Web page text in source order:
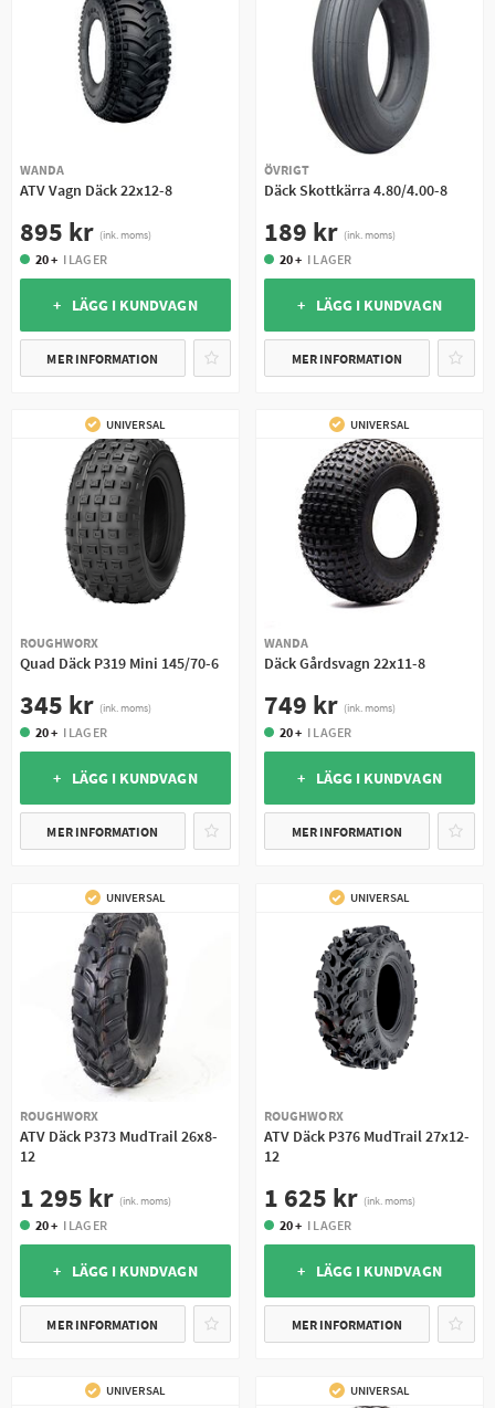
WANDA
ATV Vagn Däck 22x12-8
895 kr (ink. moms)
20 + I LAGER
+ LÄGG I KUNDVAGN
MER INFORMATION
ÖVRIGT
Däck Skottkärra 4.80/4.00-8
189 kr (ink. moms)
20 + I LAGER
+ LÄGG I KUNDVAGN
MER INFORMATION
UNIVERSAL
ROUGHWORX
Quad Däck P319 Mini 145/70-6
345 kr (ink. moms)
20 + I LAGER
+ LÄGG I KUNDVAGN
MER INFORMATION
UNIVERSAL
WANDA
Däck Gårdsvagn 22x11-8
749 kr (ink. moms)
20 + I LAGER
+ LÄGG I KUNDVAGN
MER INFORMATION
UNIVERSAL
ROUGHWORX
ATV Däck P373 MudTrail 26x8-
12
1 295 kr (ink. moms)
20 + I LAGER
+ LÄGG I KUNDVAGN
MER INFORMATION
UNIVERSAL
ROUGHWORX
ATV Däck P376 MudTrail 27x12-
12
1 625 kr (ink. moms)
20 + I LAGER
+ LÄGG I KUNDVAGN
MER INFORMATION
UNIVERSAL UNIVERSAL